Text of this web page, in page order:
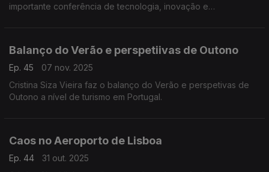
importante conferência de tecnologia, inovação e
Balanço do Verão e perspetiivas de Outono
Ep. 45
07 nov. 2025
Cristina Siza Vieira faz o balanço do Verão e perspetivas de
Outono a nível de turismo em Portugal.
Caos no Aeroporto de Lisboa
Ep. 44
31 out. 2025